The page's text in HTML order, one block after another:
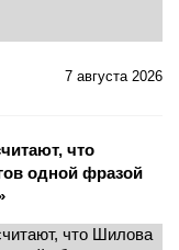
7 августа 2026
что
одной фразой